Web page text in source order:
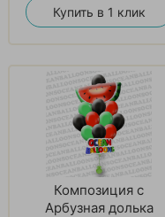
Купить в 1 клик
Композиция с
Арбузная долька